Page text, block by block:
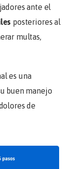
ante el
posteriores al
multas,
es una
buen manejo
de